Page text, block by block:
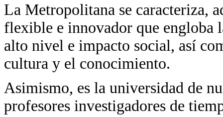
La Metropolitana se caracteriza,
flexible e innovador que engloba
alto nivel e impacto social, así
cultura y el conocimiento.
Asimismo, es la universidad de
profesores investigadores de